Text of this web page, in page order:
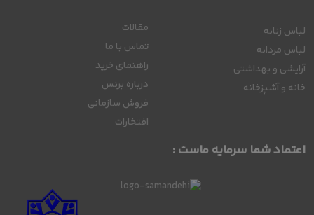
لباس زنانه
لباس مردانه
آرایشی و بهداشتی
خانه و آشپزخانه
مقالات
تماس با ما
راهنمای خرید
درباره برنس
فروش سازمانی
افتخارات
اعتماد شما سرمایه ماست :